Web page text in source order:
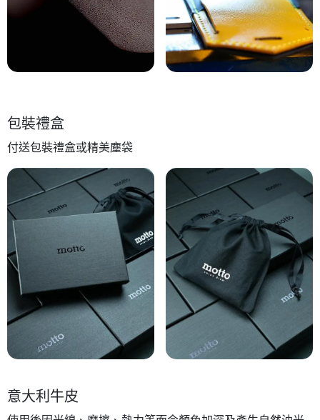
包裝禮盒
付送包裝禮盒或精美塵袋
意大利牛皮